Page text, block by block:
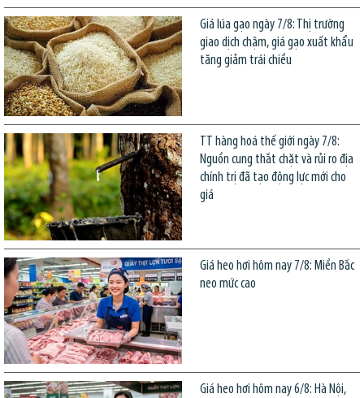
Giá lúa gạo ngày 7/8: Thị trường
giao dịch chậm, giá gạo xuất khẩu
tăng giảm trái chiều
TT hàng hoá thế giới ngày 7/8:
Nguồn cung thắt chặt và rủi ro địa
chính trị đã tạo động lực mới cho
giá
Giá heo hơi hôm nay 7/8: Miền Bắc
neo mức cao
Giá heo hơi hôm nay 6/8: Hà Nội,